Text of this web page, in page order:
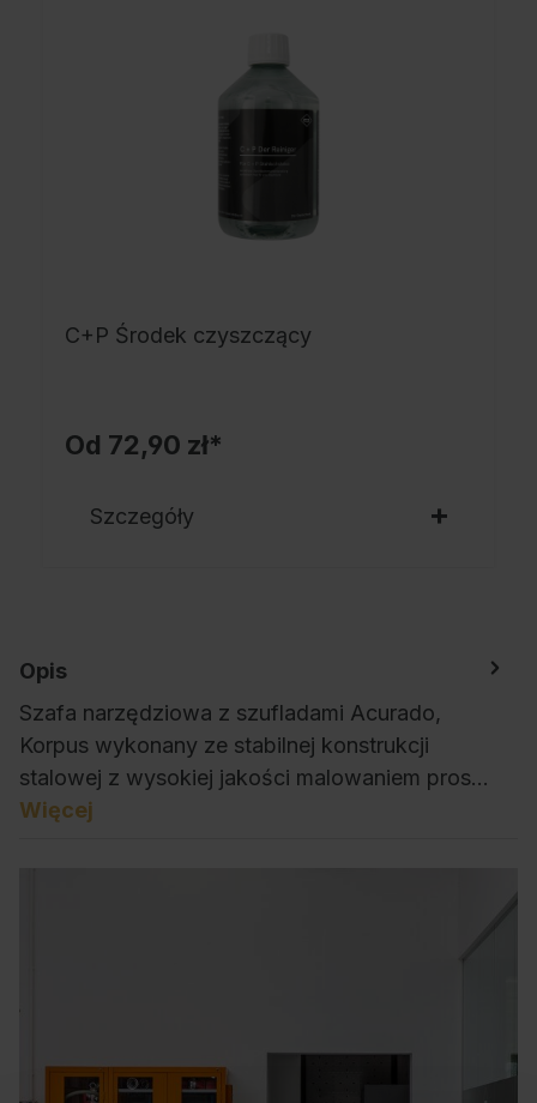
C+P Środek czyszczący
Od 72,90 zł*
Szczegóły
Opis
Szafa narzędziowa z szufladami Acurado,
Korpus wykonany ze stabilnej konstrukcji
stalowej z wysokiej jakości malowaniem pros…
Więcej